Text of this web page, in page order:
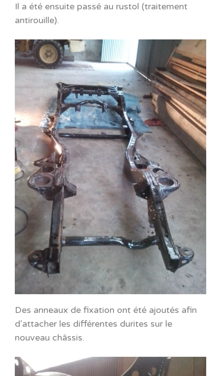
Il a été ensuite passé au rustol (traitement
antirouille).
Des anneaux de fixation ont été ajoutés afin
d’attacher les différentes durites sur le
nouveau châssis.